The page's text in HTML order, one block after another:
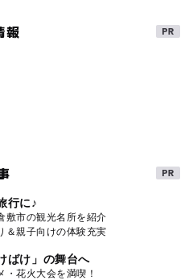
報
行に♪
敷市の観光名所を紹介
＆親子向けの体験充実
ばけ」の舞台へ
・花火大会を満喫！